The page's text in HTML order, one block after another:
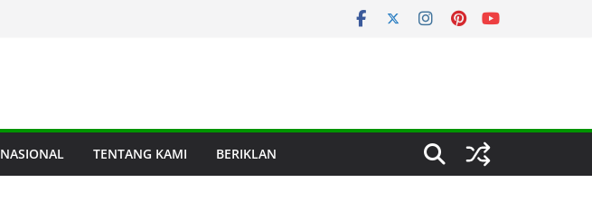
NASIONAL TENTANG KAMI BERIKLAN